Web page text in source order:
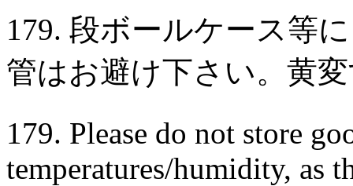
179. 段ボールケース等
管はお避け下さい。黄
179. Please do not store
temperatures/humidity, as